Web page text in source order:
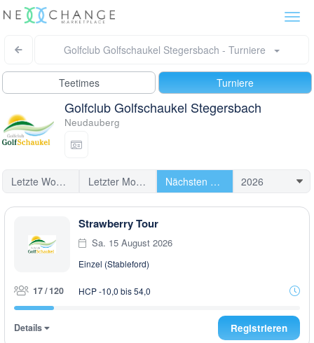
Golfclub Golfschaukel Stegersbach - Turniere
Teetimes Turniere
Golfclub Golfschaukel Stegersbach
Neudauberg
Letzte Woche Letzter Monat Nächsten Turniere
Strawberry Tour
Sa. 15 August 2026
Einzel (Stableford)
17 / 120 HCP -10,0 bis 54,0
Details Registrieren